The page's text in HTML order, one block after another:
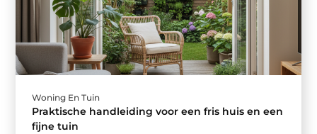
Woning En Tuin
Praktische handleiding voor een fris huis en een
fijne tuin